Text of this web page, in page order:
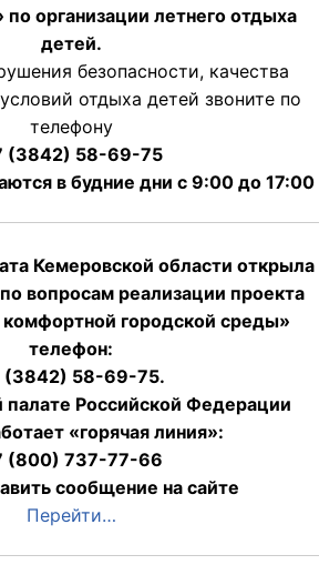
организации летнего отдыха
детей.
безопасности, качества
отдыха детей звоните по
телефону
(3842) 58-69-75
в будние дни с 9:00 до 17:00
Кемеровской области открыла
вопросам реализации проекта
городской среды»
телефон:
(3842) 58-69-75.
Российской Федерации
«горячая линия»:
(800) 737-77-66
сообщение на сайте
Перейти…